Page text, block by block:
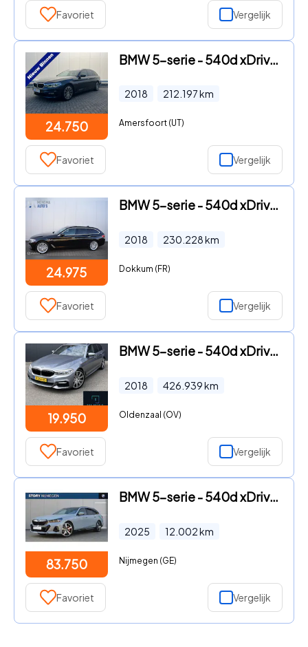
Favoriet Vergelijk
24.750
BMW 5-serie - 540d xDrive Executive Luxury Line
2018 212.197km
Amersfoort (UT)
Favoriet Vergelijk
24.975
BMW 5-serie - 540d xDrive High Executive
2018 230.228km
Dokkum (FR)
Favoriet Vergelijk
19.950
BMW 5-serie - 540d xDrive High Executive
2018 426.939km
Oldenzaal (OV)
Favoriet Vergelijk
83.750
BMW 5-serie - 540d xDrive M Sport Automaat / Panoramadak / Trekhaak / Stoe
2025 12.002km
Nijmegen (GE)
Favoriet Vergelijk